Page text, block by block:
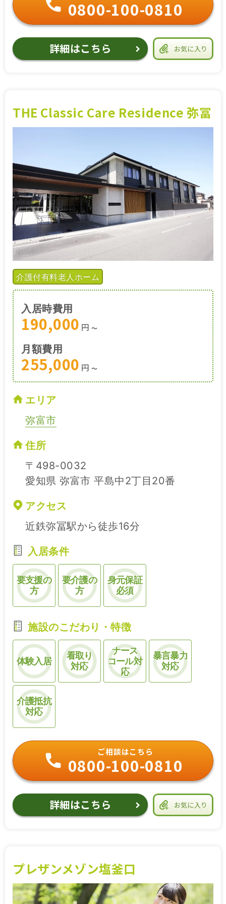
お気に入り
0800-100-0810
詳細はこちら
THE Classic Care Residence 弥冨
介護付有料老人ホーム
入居時費用
190,000 円 〜
月額費用
255,000 円 〜
エリア
弥富市
住所
〒498-0032
愛知県 弥富市 平島中2丁目20番
アクセス
近鉄弥冨駅から徒歩16分
入居条件
要支援の
方
要介護の
方
身元保証
必須
施設のこだわり・特徴
体験入居
看取り
対応
ナース
コール対
応
暴言暴力
対応
介護抵抗
対応
お気に入り
ご相談はこちら
0800-100-0810
詳細はこちら
プレザンメゾン塩釜口